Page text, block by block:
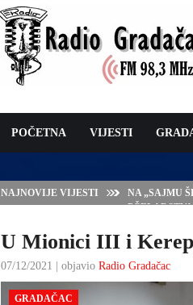
POČETNA VIJESTI
NAJNOVIJE VIJESTI
NA „SAJMU
PČELARSTVA
U Mionici III i
07/12/2021 | objavio Radio Gradačac
GRADAČAC